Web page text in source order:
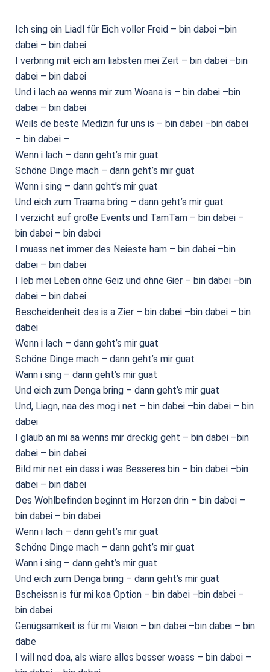
Ich sing ein Liadl für Eich voller Freid – bin dabei –bin
dabei – bin dabei
I verbring mit eich am liabsten mei Zeit – bin dabei –bin
dabei – bin dabei
Und i lach aa wenns mir zum Woana is – bin dabei –bin
dabei – bin dabei
Weils de beste Medizin für uns is – bin dabei –bin dabei
– bin dabei –
Wenn i lach – dann geht’s mir guat
Schöne Dinge mach – dann geht’s mir guat
Wenn i sing – dann geht’s mir guat
Und eich zum Traama bring – dann geht’s mir guat
I verzicht auf große Events und TamTam – bin dabei –
bin dabei – bin dabei
I muass net immer des Neieste ham – bin dabei –bin
dabei – bin dabei
I leb mei Leben ohne Geiz und ohne Gier – bin dabei –bin
dabei – bin dabei
Bescheidenheit des is a Zier – bin dabei –bin dabei – bin
dabei
Wenn i lach – dann geht’s mir guat
Schöne Dinge mach – dann geht’s mir guat
Wann i sing – dann geht’s mir guat
Und eich zum Denga bring – dann geht’s mir guat
Und, Liagn, naa des mog i net – bin dabei –bin dabei – bin
dabei
I glaub an mi aa wenns mir dreckig geht – bin dabei –bin
dabei – bin dabei
Bild mir net ein dass i was Besseres bin – bin dabei –bin
dabei – bin dabei
Des Wohlbefinden beginnt im Herzen drin – bin dabei –
bin dabei – bin dabei
Wenn i lach – dann geht’s mir guat
Schöne Dinge mach – dann geht’s mir guat
Wann i sing – dann geht’s mir guat
Und eich zum Denga bring – dann geht’s mir guat
Bscheissn is für mi koa Option – bin dabei –bin dabei –
bin dabei
Genügsamkeit is für mi Vision – bin dabei –bin dabei – bin
dabe
I will ned doa, als wiare alles besser woass – bin dabei –